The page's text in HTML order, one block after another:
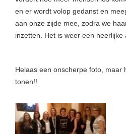
en er wordt volop gedanst en
aan onze zijde mee, zodra we
inzetten. Het is weer een heerlijke
Helaas een onscherpe foto, maar
tonen!!